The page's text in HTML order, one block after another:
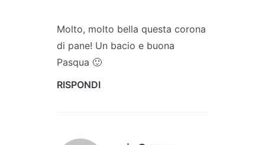
Molto, molto bella questa corona
di pane! Un bacio e buona
Pasqua 🙂
RISPONDI